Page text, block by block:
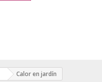
Calor en jardín